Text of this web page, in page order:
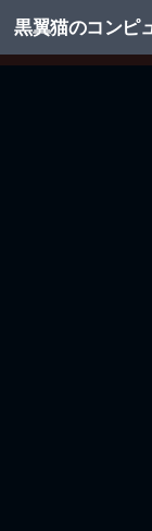
コンテンツへス
黒翼猫のコンピ